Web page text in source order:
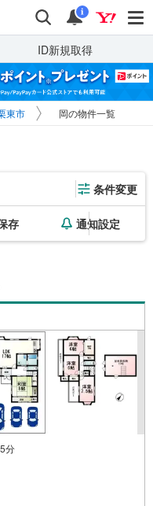
検索 通知
i
ID新規取得
東市 岡の物件一覧
条件変更
存 通知設定
分